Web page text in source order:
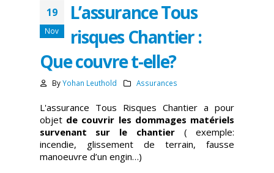
19
Nov
L’assurance Tous
risques Chantier :
Que couvre t-elle?
By Yohan Leuthold Assurances
L'assurance Tous Risques Chantier a pour
objet de couvrir les dommages matériels
survenant sur le chantier( exemple:
incendie, glissement de terrain, fausse
manoeuvre d’un engin…)